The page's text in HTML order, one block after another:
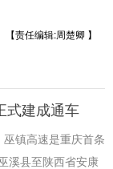
【责任编辑:周楚卿 】
式建成通车
镇高速是重庆首条
溪县至陕西省安康